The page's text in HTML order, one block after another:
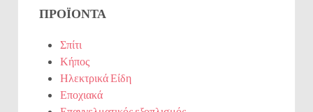
ΠΡΟΪΌΝΤΑ
Σπίτι
Κήπος
Ηλεκτρικά Είδη
Εποχιακά